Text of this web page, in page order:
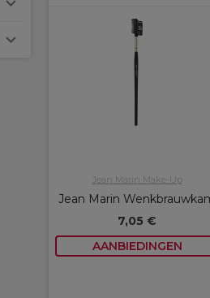
Jean Marin Make-Up
Jean Marin
7,05 €
AANBIEDINGEN